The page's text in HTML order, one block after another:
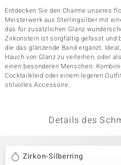
Entdecken Sie den Charme unseres
Meisterwerk aus Sterlingsilber mit
das für zusätzlichen Glanz
Zirkonstein ist sorgfältig gefasst und
die das glänzende Band ergänzt.
Hauch von Glanz zu verleihen, oder
einen besonderen Menschen.
Cocktailkleid oder einem legeren
stilvolles Accessoire.
Details des
Zirkon-Silberring